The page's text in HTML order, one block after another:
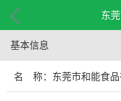
东
基本信息
名 称：东莞市和能食品